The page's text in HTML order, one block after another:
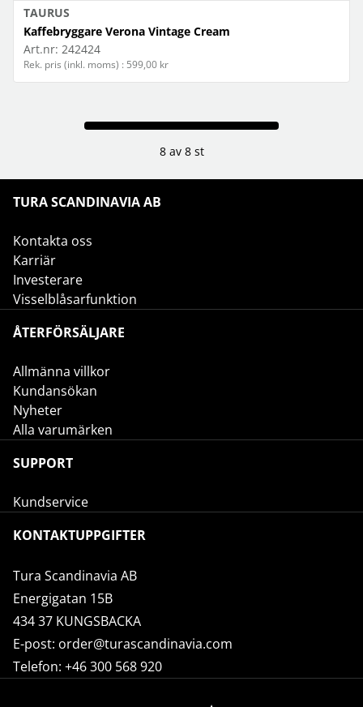
TAURUS
Kaffebryggare Verona Vintage Cream
Art.nr: 242424
Rek. pris (inkl. moms) : 599,00 kr
8 av 8 st
TURA SCANDINAVIA AB
Kontakta oss
Karriär
Investerare
Visselblåsarfunktion
ÅTERFÖRSÄLJARE
Allmänna villkor
Kundansökan
Nyheter
Alla varumärken
SUPPORT
Kundservice
KONTAKTUPPGIFTER
Tura Scandinavia AB
Energigatan 15B
434 37 KUNGSBACKA
E-post: order@turascandinavia.com
Telefon: +46 300 568 920